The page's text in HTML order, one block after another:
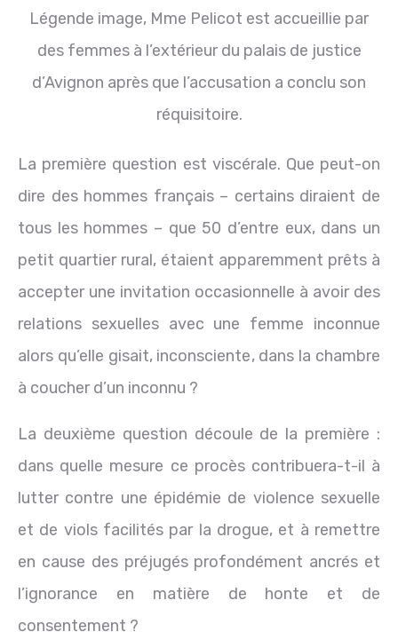
Légende image, Mme Pelicot est accueillie par
des femmes à l’extérieur du palais de justice
d’Avignon après que l’accusation a conclu son
réquisitoire.
La première question est viscérale. Que peut-on
dire des hommes français – certains diraient de
tous les hommes – que 50 d’entre eux, dans un
petit quartier rural, étaient apparemment prêts à
accepter une invitation occasionnelle à avoir des
relations sexuelles avec une femme inconnue
alors qu’elle gisait, inconsciente, dans la chambre
à coucher d’un inconnu ?
La deuxième question découle de la première :
dans quelle mesure ce procès contribuera-t-il à
lutter contre une épidémie de violence sexuelle
et de viols facilités par la drogue, et à remettre
en cause des préjugés profondément ancrés et
l’ignorance en matière de honte et de
consentement ?